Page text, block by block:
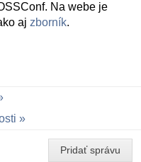
Na webe je
aj zborník.
Pridať správu